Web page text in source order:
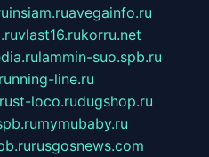
insiam.ruavegainfo.ru
vlast16.rukorru.net
lammin-suo.spb.ru
running-line.ru
rust-loco.rudugshop.ru
mymubaby.ru
rusgosnews.com